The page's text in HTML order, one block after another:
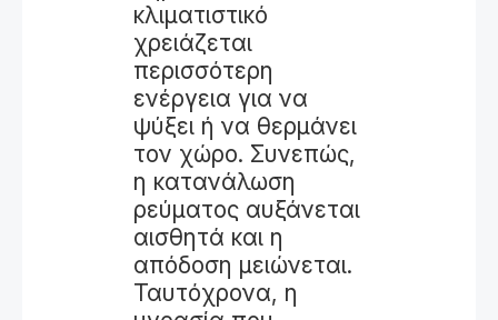
κλιματιστικό
χρειάζεται
περισσότερη
ενέργεια για να
ψύξει ή να θερμάνει
τον χώρο. Συνεπώς,
η κατανάλωση
ρεύματος αυξάνεται
αισθητά και η
απόδοση μειώνεται.
Ταυτόχρονα, η